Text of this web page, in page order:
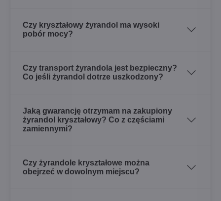
Czy kryształowy żyrandol ma wysoki
pobór mocy?
Czy transport żyrandola jest bezpieczny?
Co jeśli żyrandol dotrze uszkodzony?
Jaką gwarancję otrzymam na zakupiony
żyrandol kryształowy? Co z częściami
zamiennymi?
Czy żyrandole kryształowe można
obejrzeć w dowolnym miejscu?